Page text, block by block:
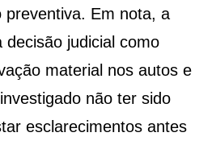
preventiva. Em nota, a
decisão judicial como
material nos autos e
não ter sido
esclarecimentos antes